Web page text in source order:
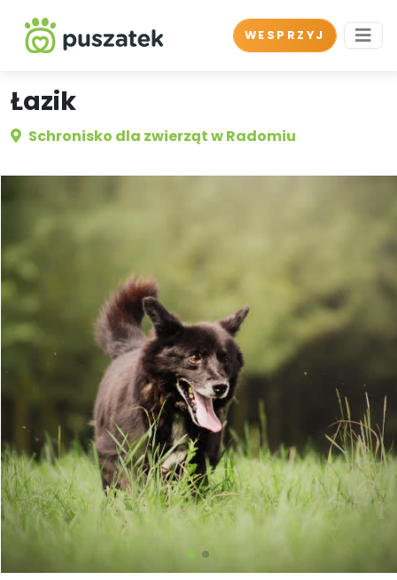
WESPRZYJ
Łazik
Schronisko dla zwierząt w Radomiu